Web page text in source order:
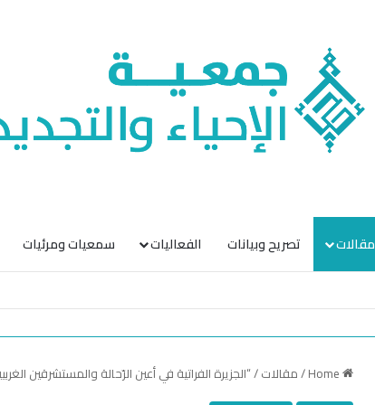
مقالات تصريح وبيانات الفعاليات سمعيات ومرئيات
/مقالات/“الجزيرة الفراتية في أعين الرّحالة والمستشرقين